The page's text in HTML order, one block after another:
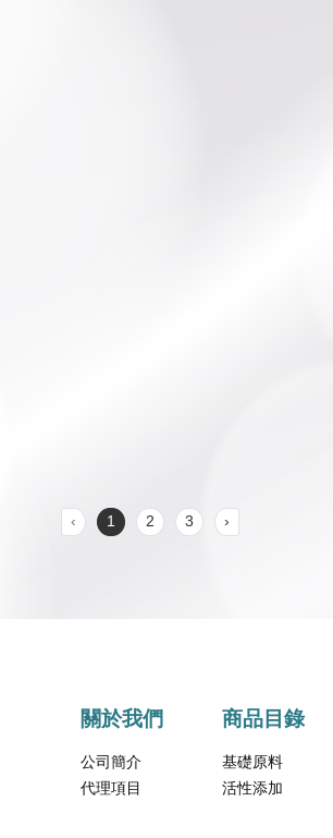
‹ 1 2 3 ›
關於我們
公司簡介
代理項目
商品目錄
基礎原料
活性添加